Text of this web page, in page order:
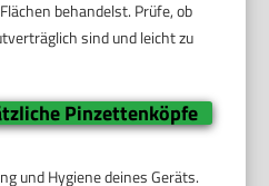
behandelst. Prüfe, ob
sind und leicht zu
Pinzettenköpfe
und Hygiene deines Geräts.